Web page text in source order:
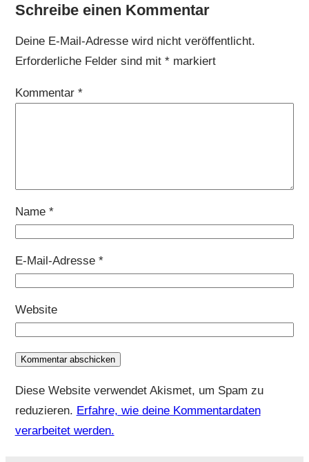
Schreibe einen Kommentar
Deine E-Mail-Adresse wird nicht veröffentlicht.
Erforderliche Felder sind mit *markiert
Kommentar *
Name *
E-Mail-Adresse *
Website
Diese Website verwendet Akismet, um Spam zu
reduzieren. Erfahre, wie deine Kommentardaten
verarbeitet werden.